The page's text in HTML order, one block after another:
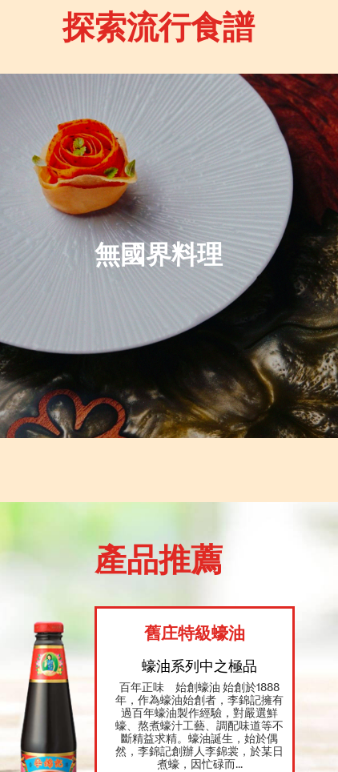
探索流行食譜
無國界料理
產品推薦
舊庄特級蠔油
蠔油系列中之極品
百年正味 始創蠔油 始創於1888
年，作為蠔油始創者，李錦記擁有
過百年蠔油製作經驗，對嚴選鮮
蠔、熬煮蠔汁工藝、調配味道等不
斷精益求精。蠔油誕生，始於偶
然，李錦記創辦人李錦裳，於某日
煮蠔，因忙碌而...